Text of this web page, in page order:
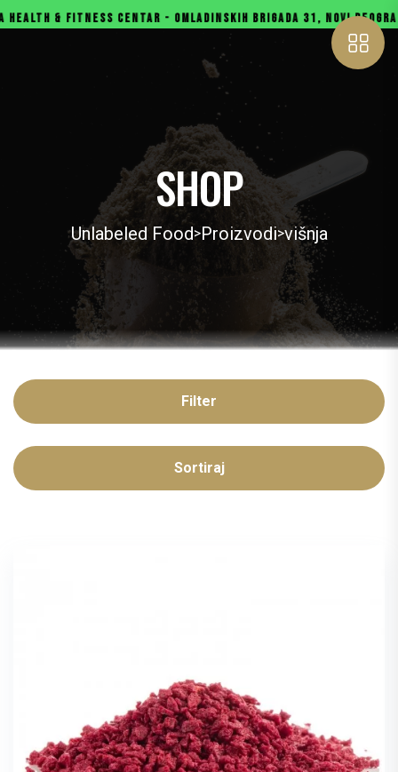
& FITNESS CENTAR - OMLADINSKIH BRIGADA 31, NOVI BEOGRAD
SHOP
Unlabeled Food>Proizvodi>višnja
Filter
Sortiraj